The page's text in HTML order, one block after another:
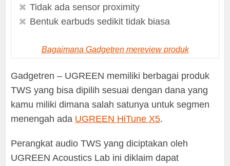
Tidak ada sensor proximity
Bentuk earbuds sedikit tidak biasa
Bagaimana Gadgetren mereview produk
Gadgetren – UGREEN memiliki berbagai produk
TWS yang bisa dipilih sesuai dengan dana yang
kamu miliki dimana salah satunya untuk segmen
menengah ada UGREEN HiTune X5.
Perangkat audio TWS yang diciptakan oleh
UGREEN Acoustics Lab ini diklaim dapat